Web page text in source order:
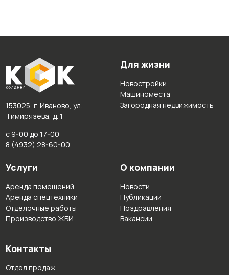
153025, г. Иваново, ул.
Тимирязева, д. 1
с 9-00 до 17-00
8 (4932) 28-60-00
Для жизни
Новостройки
Машиноместа
Загородная недвижимость
Услуги
Аренда помещений
Аренда спецтехники
Отделочные работы
Производство ЖБИ
О компании
Новости
Публикации
Поздравления
Вакансии
Контакты
Отдел продаж